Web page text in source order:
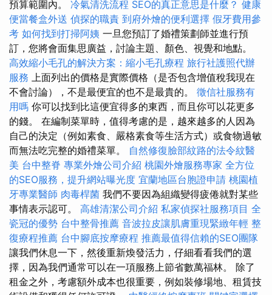
預算範圍內。 冷氣清洗流程 SEO的真正意思是什麼？ 健康
便當餐盒外送 偵探的職責 到府外燴的便利選擇 假牙費用參
考 如何找到打掃阿姨 一旦您預訂了婚禮策劃師並進行預
訂，您將會面集思廣益，討論主題、顏色、視覺和地點。
高效縮小毛孔的解決方案：縮小毛孔療程 旅行社護照代辦
服務 上面列出的價格是實際價格（是否包含增值稅我現在
不會討論），不是最便宜的也不是最貴的。 徵信社服務有
用嗎 你可以找到比這便宜得多的東西，而且你可以花更多
的錢。 在編制菜單時，值得考慮的是，越來越多的人因為
自己的決定（例如素食、嚴格素食等生活方式）或食物過敏
而無法吃完整的婚禮菜單。 自然修復臉部紋路的法令紋醫
美 台中整脊 專業外燴公司介紹 桃園外燴服務專家 全方位
的SEO服務，提升網站曝光度 宜蘭地區台胞證申請 桃園植
牙專業醫師 肉毒桿菌 我們不要因為組織變得疲倦就對某些
事情表示認可。 高雄清潔公司介紹 私家偵探社服務項目 全
瓷冠的優勢 台中整骨推薦 音波拉皮讓肌膚重現緊緻年輕 整
復療程推薦 台中腳底按摩療程 推薦最值得信賴的SEO團隊
讓我們休息一下，然後重新煥發活力，仔細看看我們的選
擇，因為我們通常可以在一項服務上節省數萬福林。 除了
租金之外，考慮額外成本也很重要，例如裝修場地、租賃技